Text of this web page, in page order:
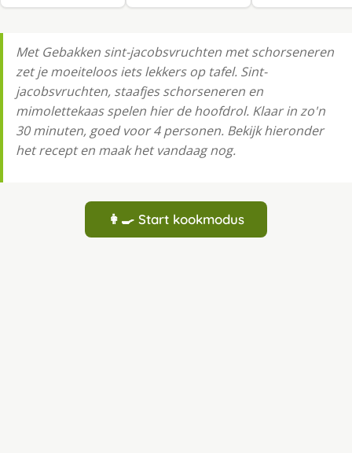
Met Gebakken sint-jacobsvruchten met schorseneren
zet je moeiteloos iets lekkers op tafel. Sint-
jacobsvruchten, staafjes schorseneren en
mimolettekaas spelen hier de hoofdrol. Klaar in zo'n
30 minuten, goed voor 4 personen. Bekijk hieronder
het recept en maak het vandaag nog.
👩‍🍳 Start kookmodus